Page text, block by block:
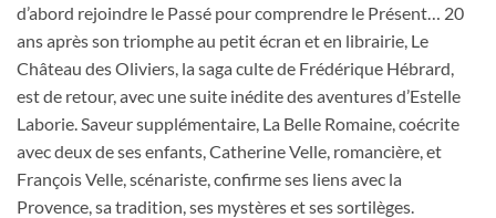
d’abord rejoindre le Passé pour comprendre le Présent… 20
ans après son triomphe au petit écran et en librairie, Le
Château des Oliviers, la saga culte de Frédérique Hébrard,
est de retour, avec une suite inédite des aventures d’Estelle
Laborie. Saveur supplémentaire, La Belle Romaine, coécrite
avec deux de ses enfants, Catherine Velle, romancière, et
François Velle, scénariste, confirme ses liens avec la
Provence, sa tradition, ses mystères et ses sortilèges.